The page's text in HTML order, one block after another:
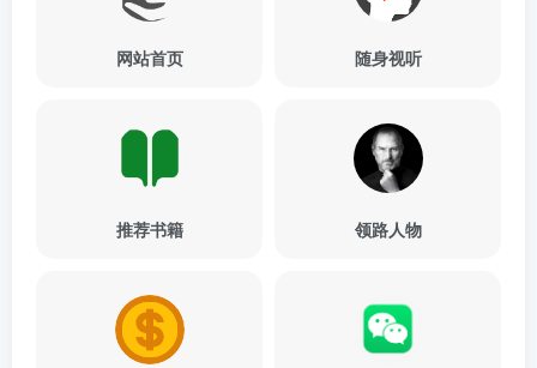
网站首页 随身视听
推荐书籍 领路人物